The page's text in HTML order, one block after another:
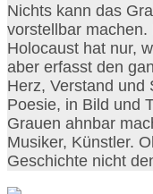
Nichts kann das
vorstellbar machen.
Holocaust hat nur,
aber erfasst den
Herz, Verstand und
Poesie, in Bild und
Grauen ahnbar
Musiker, Künstler.
Geschichte nicht